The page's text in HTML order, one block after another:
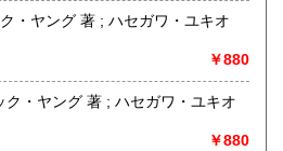
￥880
￥880